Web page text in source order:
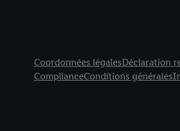
Coordonnées légalesDéclaration
ComplianceConditions générales